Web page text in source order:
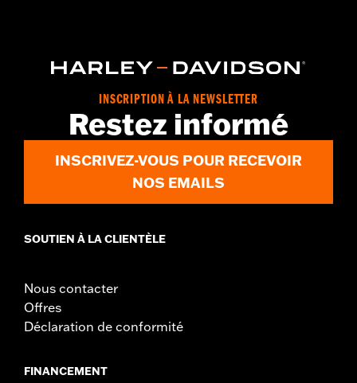
INSCRIPTION À LA NEWSLETTER
Restez informé
INSCRIVEZ-VOUS POUR RECEVOIR
NOS EMAILS
SOUTIEN À LA CLIENTÈLE
Nous contacter
Offres
Déclaration de conformité
FINANCEMENT